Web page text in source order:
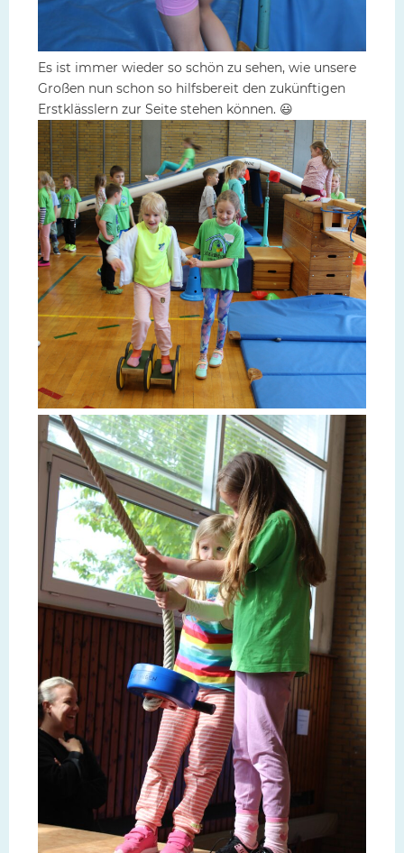
Es ist immer wieder so schön zu sehen, wie unsere
Großen nun schon so hilfsbereit den zukünftigen
Erstklässlern zur Seite stehen können. 😃